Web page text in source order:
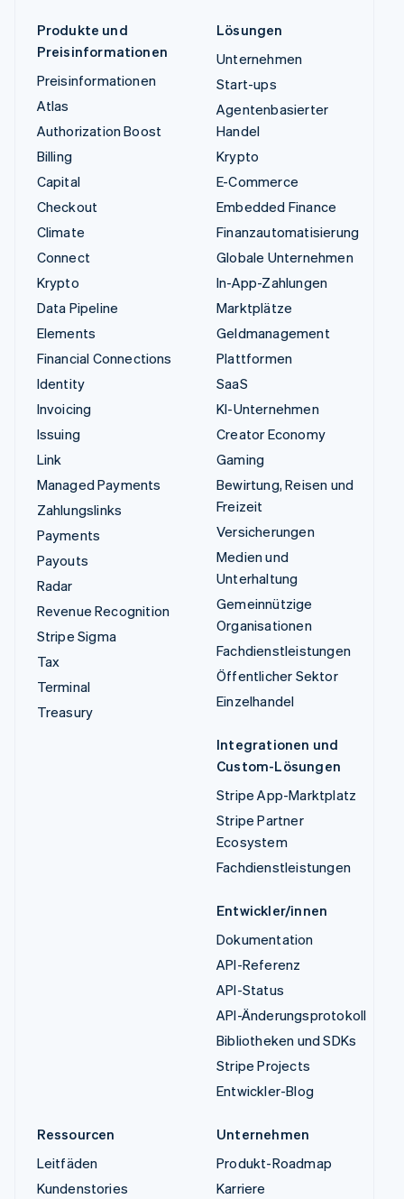
Produkte und
Preisinformationen
Preisinformationen
Atlas
Authorization Boost
Billing
Capital
Checkout
Climate
Connect
Krypto
Data Pipeline
Elements
Financial Connections
Identity
Invoicing
Issuing
Link
Managed Payments
Zahlungslinks
Payments
Payouts
Radar
Revenue Recognition
Stripe Sigma
Tax
Terminal
Treasury
Lösungen
Unternehmen
Start-ups
Agentenbasierter
Handel
Krypto
E-Commerce
Embedded Finance
Finanzautomatisierung
Globale Unternehmen
In-App-Zahlungen
Marktplätze
Geldmanagement
Plattformen
SaaS
KI-Unternehmen
Creator Economy
Gaming
Bewirtung, Reisen und
Freizeit
Versicherungen
Medien und
Unterhaltung
Gemeinnützige
Organisationen
Fachdienstleistungen
Öffentlicher Sektor
Einzelhandel
Integrationen und
Custom-Lösungen
Stripe App-Marktplatz
Stripe Partner
Ecosystem
Fachdienstleistungen
Entwickler/innen
Dokumentation
API-Referenz
API-Status
API-Änderungsprotokoll
Bibliotheken und SDKs
Stripe Projects
Entwickler-Blog
Ressourcen
Leitfäden
Kundenstories
Unternehmen
Produkt-Roadmap
Karriere